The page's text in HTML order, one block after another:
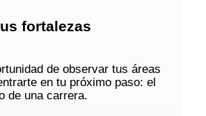
fortalezas
de observar tus áreas
en tu próximo paso: el
de una carrera.